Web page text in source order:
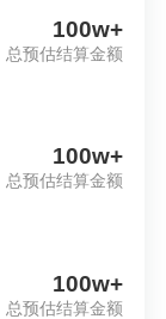
100w+
总预估结算金额
100w+
总预估结算金额
100w+
总预估结算金额